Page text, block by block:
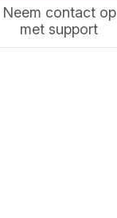
Neem contact op
met support